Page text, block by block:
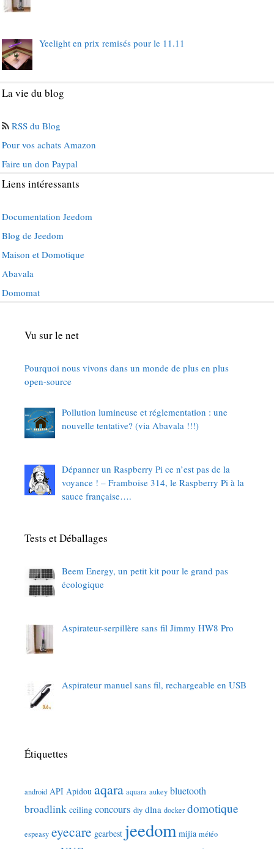
Yeelight en prix remisés pour le 11.11
La vie du blog
RSS du Blog
Pour vos achats Amazon
Faire un don Paypal
Liens intéressants
Documentation Jeedom
Blog de Jeedom
Maison et Domotique
Abavala
Domomat
Vu sur le net
Pourquoi nous vivons dans un monde de plus en plus
open-source
Pollution lumineuse et réglementation : une
nouvelle tentative? (via Abavala !!!)
Dépanner un Raspberry Pi ce n’est pas de la
voyance ! – Framboise 314, le Raspberry Pi à la
sauce française….
Tests et Déballages
Beem Energy, un petit kit pour le grand pas
écologique
Aspirateur-serpillère sans fil Jimmy HW8 Pro
Aspirateur manuel sans fil, rechargeable en USB
Étiquettes
android API Apidou aqara aquara aukey bluetooth
broadlink ceiling concours diy dlna docker domotique
espeasy eyecare gearbest jeedom mijia météo